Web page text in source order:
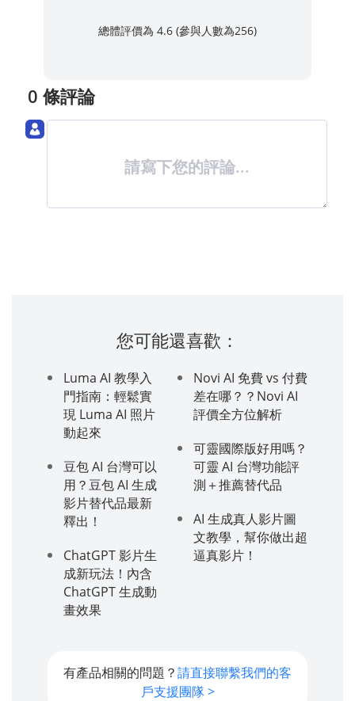
總體評價為 4.6 (參與人數為256)
0 條評論
請寫下您的評論...
您可能還喜歡：
Luma AI 教學入
門指南：輕鬆實
現 Luma AI 照片
動起來
豆包 AI 台灣可以
用？豆包 AI 生成
影片替代品最新
釋出！
ChatGPT 影片生
成新玩法！內含
ChatGPT 生成動
畫效果
Novi AI 免費 vs 付費
差在哪？？Novi AI
評價全方位解析
可靈國際版好用嗎？
可靈 AI 台灣功能評
測＋推薦替代品
AI 生成真人影片圖
文教學，幫你做出超
逼真影片！
有產品相關的問題？請直接聯繫我們的客
戶支援團隊 >